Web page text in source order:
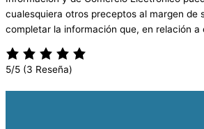
cualesquiera otros preceptos al margen de
completar la información que, en relación a
5/5 (3 Reseña)